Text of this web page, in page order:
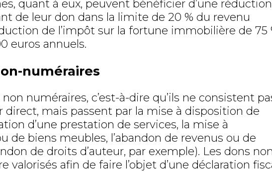
quant à eux, peuvent bénéficier d’une réduction
de leur don dans la limite de 20 % du revenu
de l’impôt sur la fortune immobilière de 75
euros annuels.
numéraires
numéraires, c’est-à-dire qu’ils ne consistent
mais passent par la mise à disposition de
d’une prestation de services, la mise à
de biens meubles, l’abandon de revenus ou de
de droits d’auteur, par exemple). Les dons
valorisés afin de faire l’objet d’une déclaration